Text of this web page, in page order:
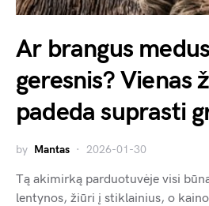
Ar brangus
geresnis? Vienas
padeda suprasti
by Mantas 2026-01-30
Tą akimirką parduotuvėje visi
lentynos, žiūri į stiklainius, o